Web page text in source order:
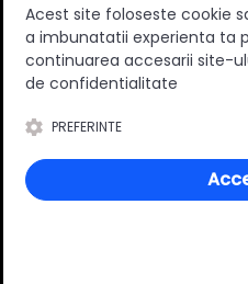
montare [mm]
Material
Culoare
Lungime
Acest site foloseste cookie
a imbunatatii experienta ta
continuarea accesarii site-ului
de confidentialitate
PREFERINTE